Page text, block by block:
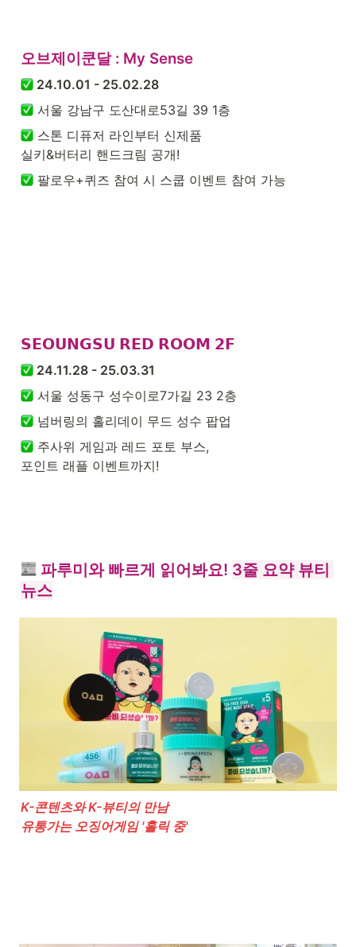
오브제이쿤달 : My Sense
24.10.01 - 25.02.28
서울 강남구 도산대로53길 39 1층
스톤 디퓨저 라인부터 신제품
실키&버터리 핸드크림 공개!
팔로우+퀴즈 참여 시 스쿱 이벤트 참여 가능
𝗦𝗘𝗢𝗨𝗡𝗚𝗦𝗨 𝗥𝗘𝗗 𝗥𝗢𝗢𝗠 𝟮𝗙
24.11.28 - 25.03.31
서울 성동구 성수이로7가길 23 2층
넘버링의 홀리데이 무드 성수 팝업
주사위 게임과 레드 포토 부스,
포인트 래플 이벤트까지!
파루미와 빠르게 읽어봐요! 3줄 요약 뷰티
뉴스
K-콘텐츠와 K-뷰티의 만남
유통가는 오징어게임 '홀릭 중'